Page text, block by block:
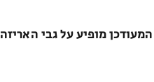
מופיע על גבי האריזה